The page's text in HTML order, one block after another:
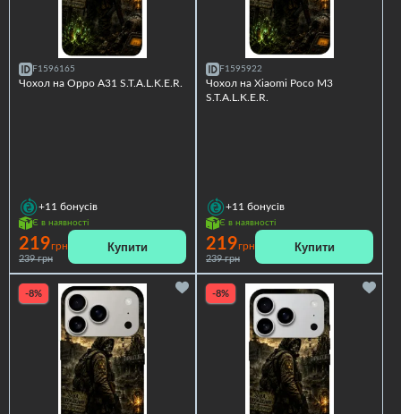
F1596165
Чохол на Oppo A31 S.T.A.L.K.E.R.
+11 бонусів
Є в наявності
219грн
239 грн
Купити
F1595922
Чохол на Xiaomi Poco M3
S.T.A.L.K.E.R.
+11 бонусів
Є в наявності
219грн
239 грн
Купити
-8% -8%